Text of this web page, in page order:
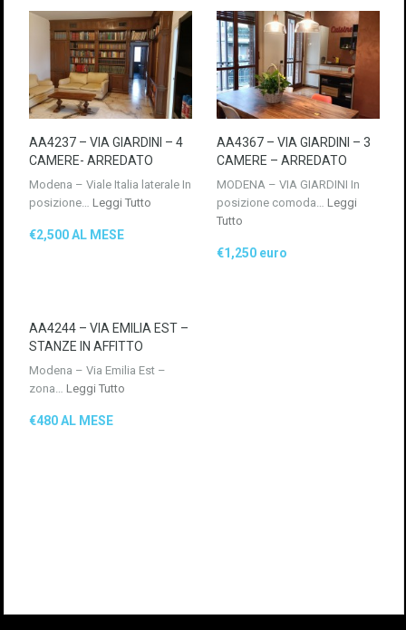
AA4237 – VIA GIARDINI – 4
CAMERE- ARREDATO
Modena – Viale Italia laterale In
posizione… Leggi Tutto
€2,500 AL MESE
AA4367 – VIA GIARDINI – 3
CAMERE – ARREDATO
MODENA – VIA GIARDINI In
posizione comoda… Leggi
Tutto
€1,250 euro
AA4244 – VIA EMILIA EST –
STANZE IN AFFITTO
Modena – Via Emilia Est –
zona… Leggi Tutto
€480 AL MESE